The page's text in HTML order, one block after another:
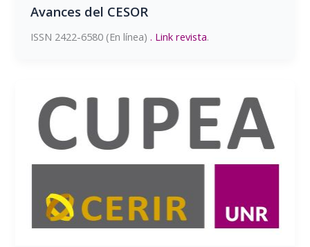
Avances del CESOR
ISSN 2422-6580 (En línea). Link revista.